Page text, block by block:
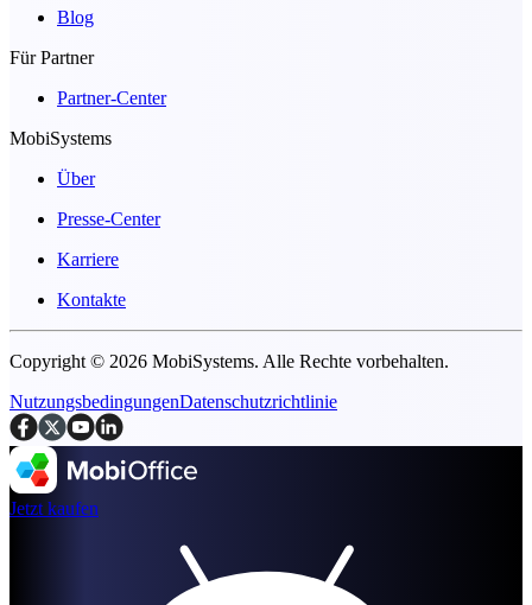
Blog
Für Partner
Partner-Center
MobiSystems
Über
Presse-Center
Karriere
Kontakte
Copyright © 2026 MobiSystems. Alle Rechte vorbehalten.
NutzungsbedingungenDatenschutzrichtlinie
Jetzt kaufen